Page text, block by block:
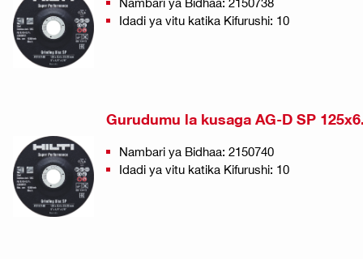
Idadi ya vitu katika Kifurushi: 10
Gurudumu la kusaga AG-D SP
Nambari ya Bidhaa: 2150740
Idadi ya vitu katika Kifurushi: 10